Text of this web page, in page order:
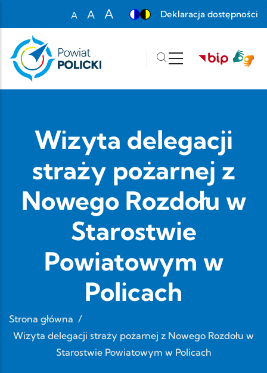
A
Set font size to 100%
A
A
Deklaracja dostępności
Wizyta delegacji
straży pożarnej z
Nowego Rozdołu w
Starostwie
Powiatowym w
Policach
Strona główna /
Wizyta delegacji straży pożarnej z Nowego Rozdołu w
Starostwie Powiatowym w Policach